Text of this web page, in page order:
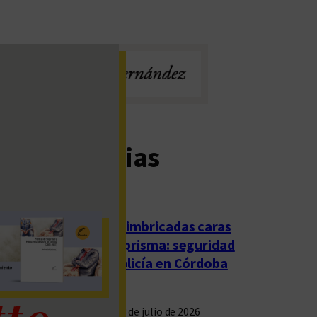
noticias
Las imbricadas caras
del prisma: seguridad
y policía en Córdoba
23 de julio de 2026